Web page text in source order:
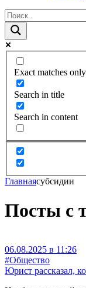
Exact matches only
Search in title
Search in content
Главнаясубсидии
Посты с
06.08.2025 в 11:26
#Общество
Юрист рассказал,